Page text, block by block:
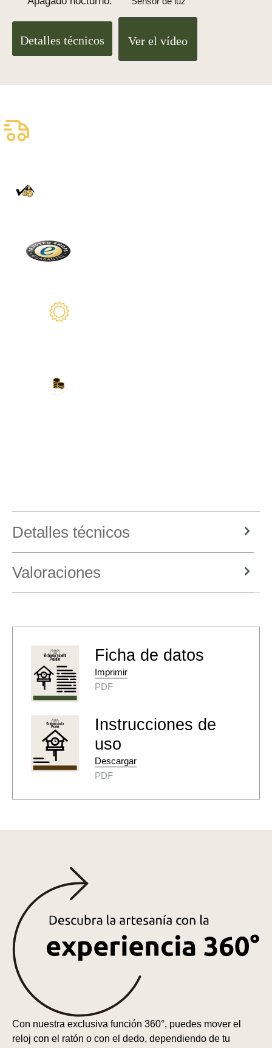
Detalles técnicos Ver el vídeo
Detalles técnicos
Valoraciones
Ficha de datos
Imprimir
PDF
Instrucciones de
uso
Descargar
PDF
Con nuestra exclusiva función 360°, puedes mover el
reloj con el ratón o con el dedo, dependiendo de tu